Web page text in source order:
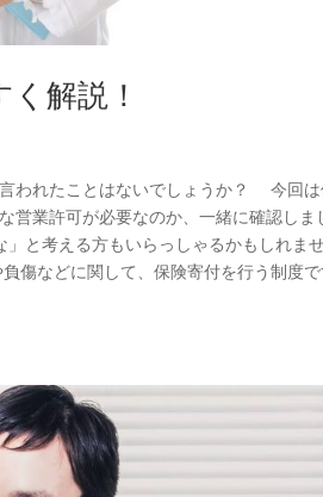
解説！
われたことはないでしょうか？ 今回は
営業許可が必要なのか、一緒に確認しま
と考える方もいらっしゃるかもしれま
などに関して、保険寄付を行う制度で